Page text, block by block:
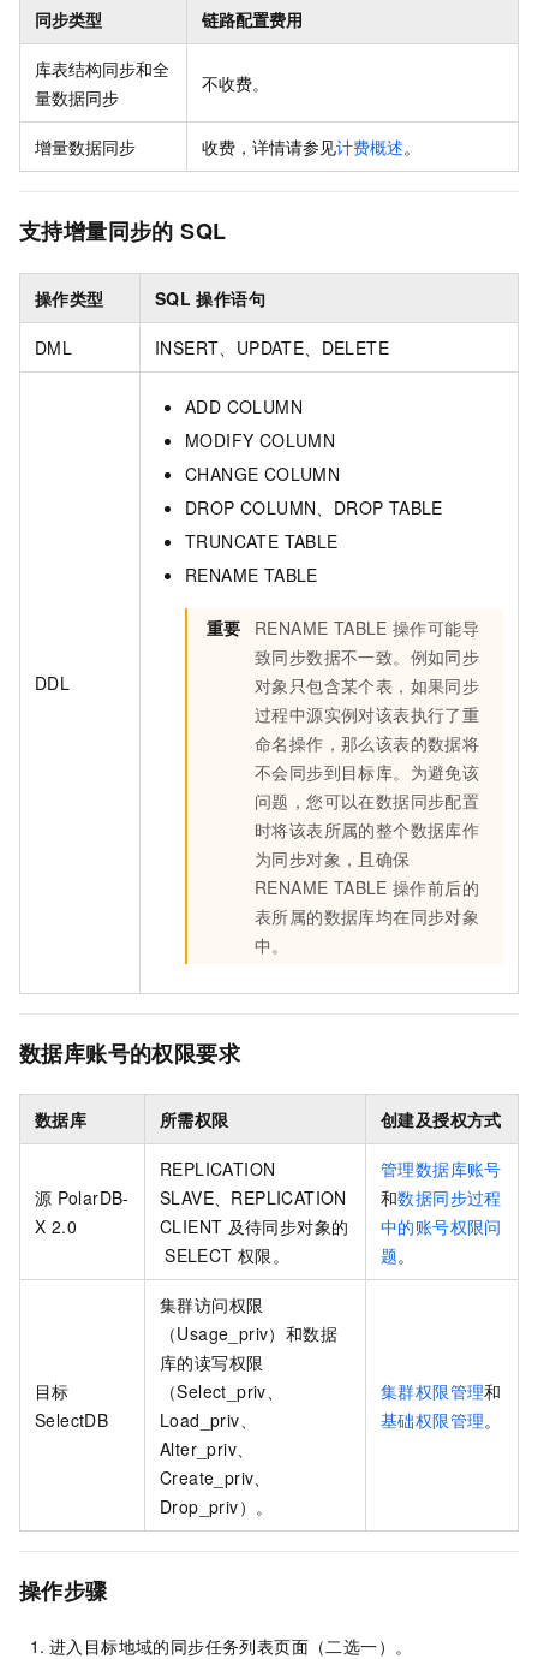
同步类型 链路配置费用
库表结构同步和全
量数据同步
不收费。
增量数据同步 收费，详情请参见计费概述。
支持增量同步的 SQL
操作类型 SQL 操作语句
DML INSERT、UPDATE、DELETE
DDL
ADD COLUMN
MODIFY COLUMN
CHANGE COLUMN
DROP COLUMN、DROP TABLE
TRUNCATE TABLE
RENAME TABLE
重要 RENAME TABLE 操作可能导
致同步数据不一致。例如同步
对象只包含某个表，如果同步
过程中源实例对该表执行了重
命名操作，那么该表的数据将
不会同步到目标库。为避免该
问题，您可以在数据同步配置
时将该表所属的整个数据库作
为同步对象，且确保
RENAME TABLE 操作前后的
表所属的数据库均在同步对象
中。
数据库账号的权限要求
数据库 所需权限 创建及授权方式
源 PolarDB-
X 2.0
REPLICATION
SLAVE、REPLICATION
CLIENT 及待同步对象的
SELECT 权限。
管理数据库账号
和数据同步过程
中的账号权限问
题。
目标
SelectDB
集群访问权限
（Usage_priv）和数据
库的读写权限
（Select_priv、
Load_priv、
Alter_priv、
Create_priv、
Drop_priv）。
集群权限管理和
基础权限管理。
操作步骤
进入目标地域的同步任务列表页面（二选一）。